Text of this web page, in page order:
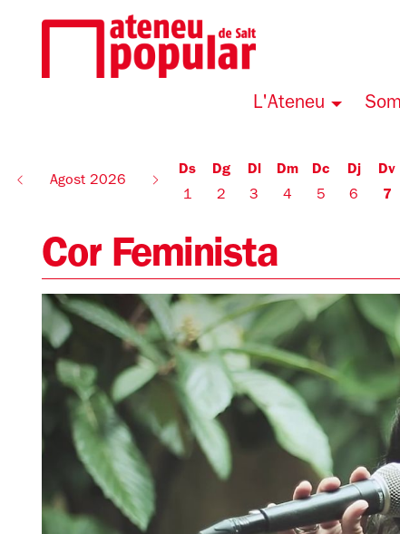
L'Ateneu
Agost 2026
Ds
1
Dg
2
Dl
3
Dm
4
Dc
5
Dj
6
Dv
7
Cor Feminista